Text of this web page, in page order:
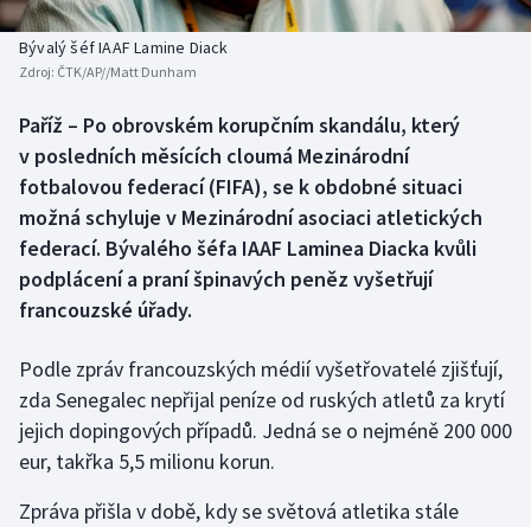
Biatlon
Box
Curling
Dostihy
Futsal
Golf
Gymnastika
Aplikace ČT sport
Bývalý šéf IAAF Lamine Diack
Zdroj: ČTK/AP//Matt Dunham
Paříž – Po obrovském korupčním skandálu, který
v posledních měsících cloumá Mezinárodní
fotbalovou federací (FIFA), se k obdobné situaci
možná schyluje v Mezinárodní asociaci atletických
federací. Bývalého šéfa IAAF Laminea Diacka kvůli
podplácení a praní špinavých peněz vyšetřují
francouzské úřady.
Podle zpráv francouzských médií vyšetřovatelé zjišťují,
zda Senegalec nepřijal peníze od ruských atletů za krytí
jejich dopingových případů. Jedná se o nejméně 200 000
eur, takřka 5,5 milionu korun.
Zpráva přišla v době, kdy se světová atletika stále